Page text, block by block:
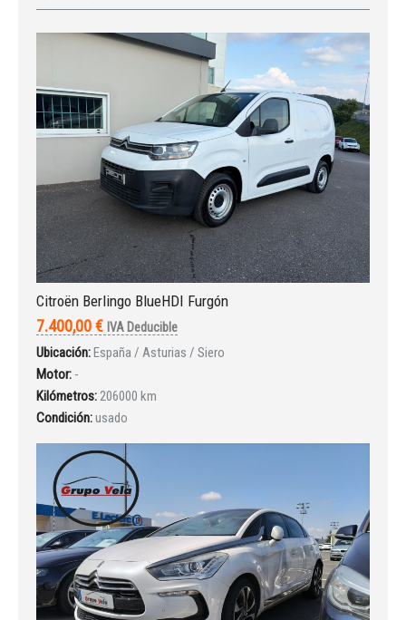
Iniciar sesión
Citroën Berlingo BlueHDI Furgón
7.400,00 € IVA Deducible
Ubicación:España / Asturias / Siero
Motor: -
Kilómetros:206000 km
Condición:usado